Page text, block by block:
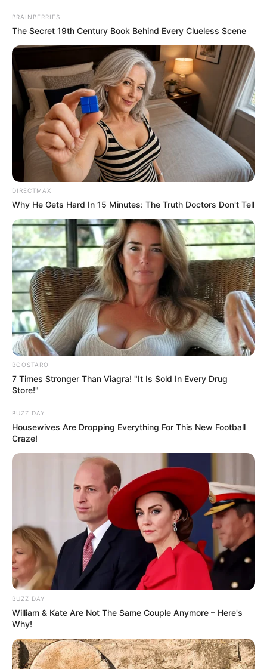
BRAINBERRIES
The Secret 19th Century Book Behind Every Clueless Scene
DIRECTMAX
Why He Gets Hard In 15 Minutes: The Truth Doctors Don't Tell
BOOSTARO
7 Times Stronger Than Viagra! "It Is Sold In Every Drug
Store!"
BUZZ DAY
Housewives Are Dropping Everything For This New Football
Craze!
BUZZ DAY
William & Kate Are Not The Same Couple Anymore – Here's
Why!